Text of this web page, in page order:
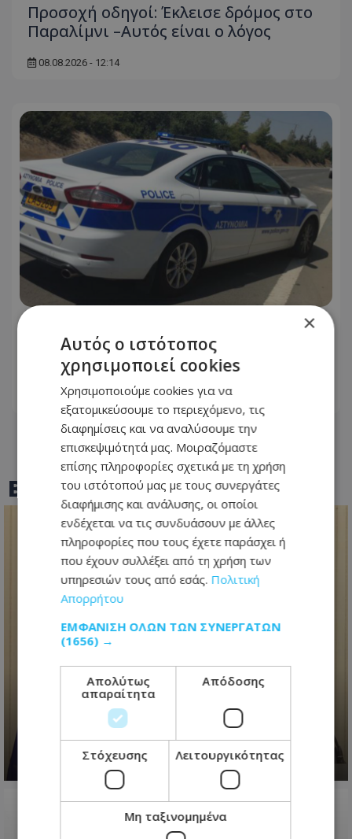
Προσοχή οδηγοί: Έκλεισε δρόμος στο
Παραλίμνι –Αυτός είναι ο λόγος
08.08.2026 - 12:14
Ωρες αγωνίας για τον 58χρονο Georgi:
Εξαφανίστηκε στη Λευκωσία - Toν
ψάχνουν μια εβδομάδα - Φωτογραφία
08.08.2026 - 10:32
BEST OFTOTHEMAONLINE
«Το πάρτι έχει τελειώσει»
διαμήνυσε ο Πρόεδρος
Χριστοδουλίδης για διορισμούς -
Έστειλε μήνυμα σε ΔΗΣΥ-ΑΚΕΛ για
08.08.2026 - 22:54
×
Αυτός ο ιστότοπος
χρησιμοποιεί cookies
Χρησιμοποιούμε cookies για να
εξατομικεύσουμε το περιεχόμενο, τις
διαφημίσεις και να αναλύσουμε την
επισκεψιμότητά μας. Μοιραζόμαστε
επίσης πληροφορίες σχετικά με τη χρήση
του ιστότοπού μας με τους συνεργάτες
διαφήμισης και ανάλυσης, οι οποίοι
ενδέχεται να τις συνδυάσουν με άλλες
πληροφορίες που τους έχετε παράσχει ή
που έχουν συλλέξει από τη χρήση των
υπηρεσιών τους από εσάς. Πολιτική
Απορρήτου
ΕΜΦΆΝΙΣΗ ΌΛΩΝ ΤΩΝ ΣΥΝΕΡΓΑΤΏΝ
(1656) →
Απολύτως
απαραίτητα
Απόδοσης
Στόχευσης Λειτουργικότητας
Μη ταξινομημένα